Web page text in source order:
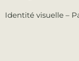
Identité visuelle –